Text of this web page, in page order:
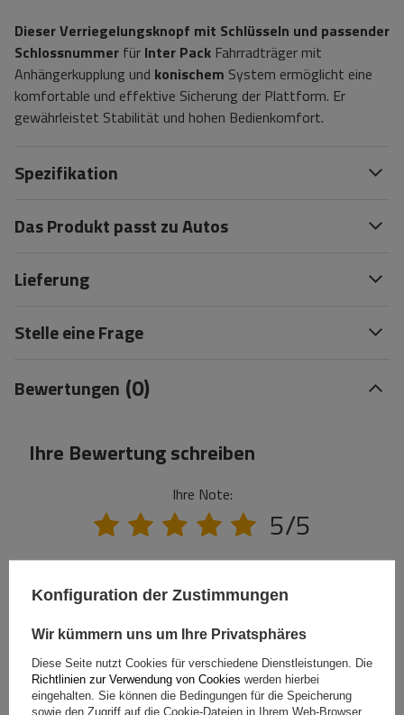
Dieser Verriegelungsknopf mit Schlüsseln und passender
Schlossnummer für Inter Pack Fahrradträger mit
Anhängerkupplung und konischem System ermöglicht eine
komfortable und effektive Sicherung der Plattform. Er
gewährleistet Stabilität und hohen Bedienkomfort.
Spezifikation
Das Produkt passt zu Autos
Lieferung
Stelle eine Frage
Bewertungen (0)
Ihre Bewertung schreiben
Ihre Note:
5/5
Ihr Produktfoto hinzufügen:
Konfiguration der Zustimmungen
Wir kümmern uns um Ihre Privatsphäres
Diese Seite nutzt Cookies für verschiedene Dienstleistungen. Die
Richtlinien zur Verwendung von Cookies werden hierbei
eingehalten. Sie können die Bedingungen für die Speicherung
sowie den Zugriff auf die Cookie-Dateien in Ihrem Web-Browser